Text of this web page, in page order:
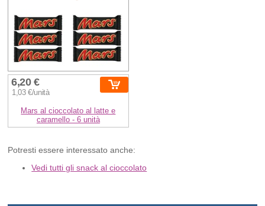
6,20 €
1,03 €/unità
Mars al cioccolato al latte e
caramello - 6 unità
Potresti essere interessato anche:
Vedi tutti gli snack al cioccolato